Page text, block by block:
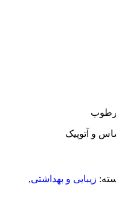
و آتوپیک
زیبایی و بهداشتی,